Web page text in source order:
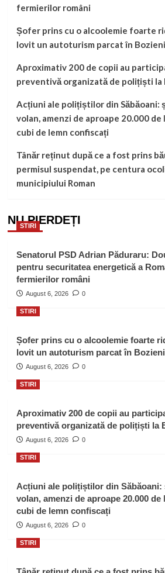
fermierilor români
Șofer prins cu o alcoolemie foarte
lovit un autoturism parcat în Bozieni
Aproximativ 200 de copii au
preventivă organizată de polițiști
Acțiuni ale polițiștilor din Săbăoani:
volan, amenzi de aproape 20.000
cubi de lemn confiscați
Tânăr reținut după ce a fost prins
permisul suspendat, pe centura
municipiului Roman
NU PIERDEȚI
STIRI
Senatorul PSD Adrian Păduraru:
pentru securitatea energetică a
fermierilor români
August 6, 2026 0
STIRI
Șofer prins cu o alcoolemie foarte
lovit un autoturism parcat în Bozieni
August 6, 2026 0
STIRI
Aproximativ 200 de copii au
preventivă organizată de polițiști la
August 6, 2026 0
STIRI
Acțiuni ale polițiștilor din Săbăoani:
volan, amenzi de aproape 20.000 de
cubi de lemn confiscați
August 6, 2026 0
STIRI